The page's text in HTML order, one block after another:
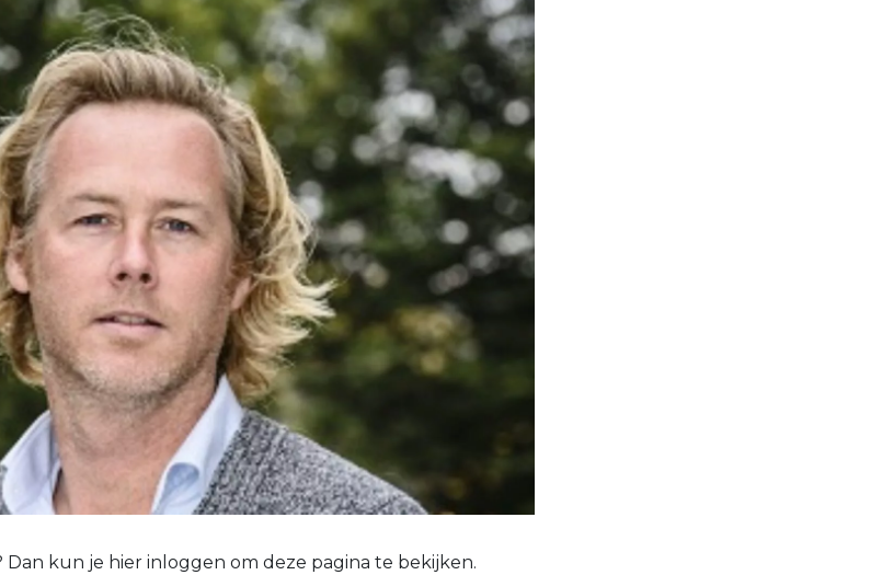
Dan kun je hier inloggen om deze pagina te bekijken.